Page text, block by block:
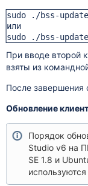
sudo ./bss-
или
sudo ./bss-
При вводе второй
взяты из
После завершения
Обновление
Порядок
Studio v6 на
SE 1.8 и